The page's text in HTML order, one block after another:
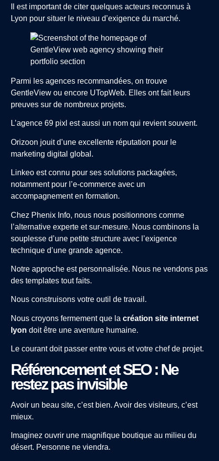
Il est important de citer quelques acteurs reconnus à
Lyon pour situer le niveau d’exigence du marché.
Parmi les agences recommandées, on trouve
GentleView ou encore UTopWeb. Elles ont fait leurs
preuves sur de nombreux projets.
L’agence 69 pixl est aussi un nom qui revient souvent.
Orizoon jouit d’une excellente réputation pour le
marketing digital global.
Linkeo est connu pour ses solutions packagées,
notamment pour l’e-commerce avec un
accompagnement en formation.
Chez Phenix Info, nous nous positionnons comme
l’alternative experte et sur-mesure. Nous combinons la
souplesse d’une petite structure avec l’exigence
technique d’une grande agence.
Notre approche est personnalisée. Nous ne vendons pas
des templates tout faits.
Nous construisons votre outil de travail.
Nous croyons fermement que lacréation site internet
lyon doit être une aventure humaine.
Le courant doit passer entre vous et votre chef de projet.
Référencement et SEO : Ne
restez pas invisible
Avoir un beau site, c’est bien. Avoir des visiteurs, c’est
mieux.
Imaginez ouvrir une magnifique boutique au milieu du
désert. Personne ne viendra.